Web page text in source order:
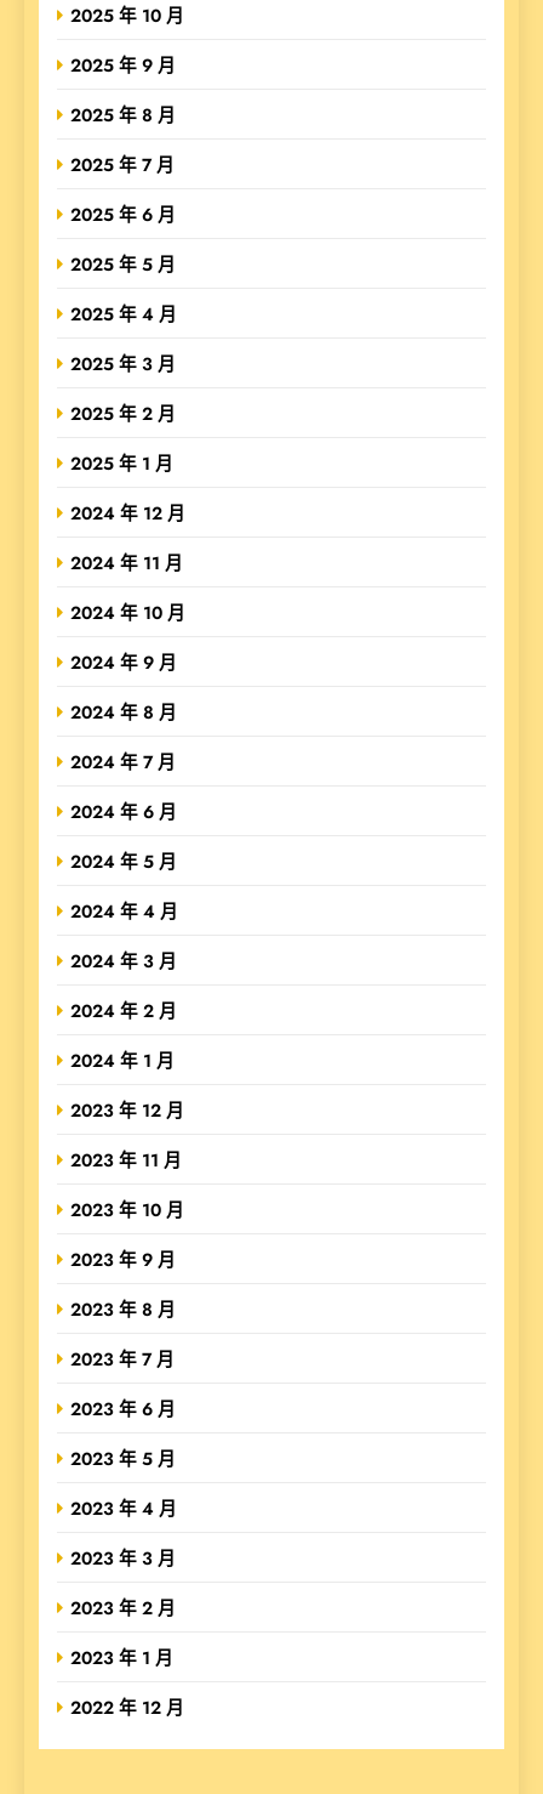
2025 年 10 月
2025 年 9 月
2025 年 8 月
2025 年 7 月
2025 年 6 月
2025 年 5 月
2025 年 4 月
2025 年 3 月
2025 年 2 月
2025 年 1 月
2024 年 12 月
2024 年 11 月
2024 年 10 月
2024 年 9 月
2024 年 8 月
2024 年 7 月
2024 年 6 月
2024 年 5 月
2024 年 4 月
2024 年 3 月
2024 年 2 月
2024 年 1 月
2023 年 12 月
2023 年 11 月
2023 年 10 月
2023 年 9 月
2023 年 8 月
2023 年 7 月
2023 年 6 月
2023 年 5 月
2023 年 4 月
2023 年 3 月
2023 年 2 月
2023 年 1 月
2022 年 12 月